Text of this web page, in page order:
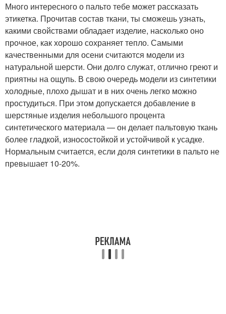
Много интересного о пальто тебе может рассказать
этикетка. Прочитав состав ткани, ты сможешь узнать,
какими свойствами обладает изделие, насколько оно
прочное, как хорошо сохраняет тепло. Самыми
качественными для осени считаются модели из
натуральной шерсти. Они долго служат, отлично греют и
приятны на ощупь. В свою очередь модели из синтетики
холодные, плохо дышат и в них очень легко можно
простудиться. При этом допускается добавление в
шерстяные изделия небольшого процента
синтетического материала — он делает пальтовую ткань
более гладкой, износостойкой и устойчивой к усадке.
Нормальным считается, если доля синтетики в пальто не
превышает 10-20%.